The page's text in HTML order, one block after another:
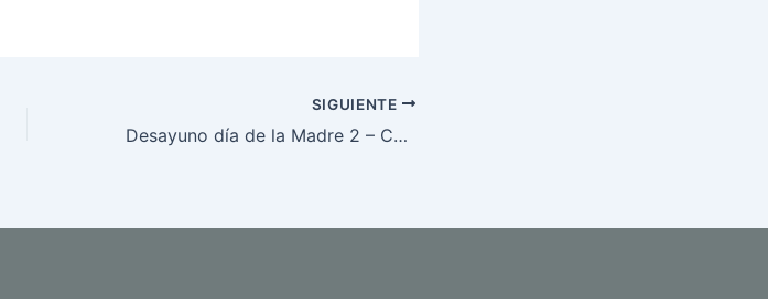
SIGUIENTE
Desayuno día de la Madre 2 – Centro FiVER